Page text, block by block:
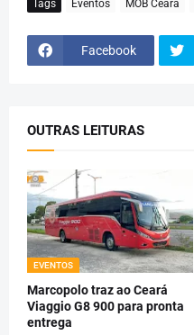
Tags Eventos MOB Ceará
Facebook
OUTRAS LEITURAS
EVENTOS
Marcopolo traz ao Ceará
Viaggio G8 900 para pronta
entrega